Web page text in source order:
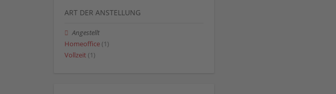
ART DER ANSTELLUNG
Angestellt
Homeoffice (1)
Vollzeit (1)